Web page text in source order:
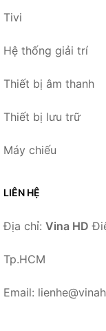
Tivi
Hệ thống giải trí
Thiết bị âm thanh
Thiết bị lưu trữ
Máy chiếu
LIÊN HỆ
Địa chỉ: Vina HD
Tp.HCM
Email: